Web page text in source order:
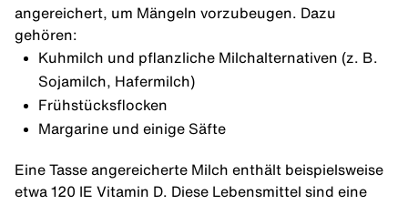
angereichert, um Mängeln vorzubeugen. Dazu
gehören:
Kuhmilch und pflanzliche Milchalternativen (z. B.
Sojamilch, Hafermilch)
Frühstücksflocken
Margarine und einige Säfte
Eine Tasse angereicherte Milch enthält beispielsweise
etwa 120 IE Vitamin D. Diese Lebensmittel sind eine